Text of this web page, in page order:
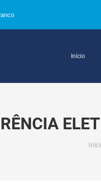
Início